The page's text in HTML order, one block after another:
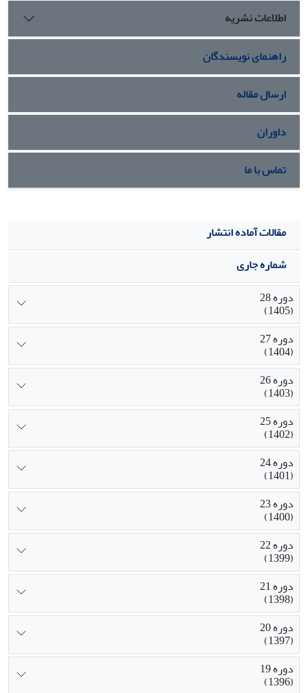
pathway،Oxytocin signaling pathway ، Estrogen signaling
pathway، Prolactin signaling pathway وInsulin signaling
pathway نقش مهمی در نرخ تخمک­ریزی و چند قلوزایی داشتند. با
توجه به تأیید مناطق قبلی پویش ژنومی و شناسایی مناطق ژنومی
جدید، استفاده از یافته­های این پژوهش می­تواند در انتخاب ژنتیکی
گوسفند از طریق تعداد نتاج بیش‌تر در هر زایش مفید باشد.
اطلاعات نشریه
راهنمای نویسندگان
ارسال مقاله
داوران
تماس با ما
مقالات آماده انتشار
شماره جاری
دوره 28
(1405)
دوره 27
(1404)
دوره 26
(1403)
دوره 25
(1402)
دوره 24
(1401)
دوره 23
(1400)
دوره 22
(1399)
دوره 21
(1398)
دوره 20
(1397)
دوره 19
(1396)